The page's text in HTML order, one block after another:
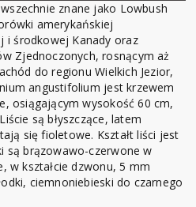
znane jako Lowbush
amerykańskiej
i środkowej Kanady oraz
Zjednoczonych, rosnącym aż
do regionu Wielkich Jezior,
angustifolium jest krzewem
osiągającym wysokość 60 cm,
są błyszczące, latem
się fioletowe. Kształt liści jest
są brązowawo-czerwone w
w kształcie dzwonu, 5 mm
ciemnoniebieski do czarnego